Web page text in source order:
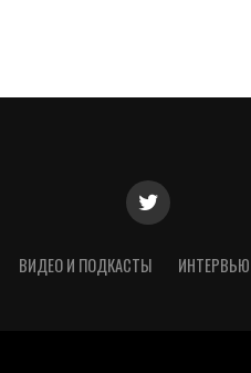
ВИДЕО И ПОДКАСТЫ ИНТЕРВЬЮ